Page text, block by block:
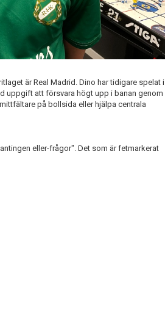
är Real Madrid. Dino har tidigare spelat i
uppgift att försvara högt upp i banan genom
på bollsida eller hjälpa centrala
eller-frågor". Det som är fetmarkerat